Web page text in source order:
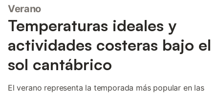
Verano
Temperaturas ideales y
actividades costeras bajo el
sol cantábrico
El verano representa la temporada más popular en las